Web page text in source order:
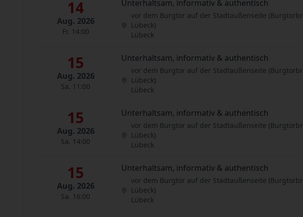
14
Aug. 2026
Fr. 14:00
Unterhaltsam, informativ & authentisch
vor dem Burgtor auf der Stadtaußenseite
Lübeck)
Lübeck
15
Aug. 2026
Sa. 11:00
Unterhaltsam, informativ & authentisch
vor dem Burgtor auf der Stadtaußenseite
Lübeck)
Lübeck
15
Aug. 2026
Sa. 14:00
Unterhaltsam, informativ & authentisch
vor dem Burgtor auf der Stadtaußenseite
Lübeck)
Lübeck
15
Aug. 2026
Sa. 16:00
Unterhaltsam, informativ & authentisch
vor dem Burgtor auf der Stadtaußenseite
Lübeck)
Lübeck